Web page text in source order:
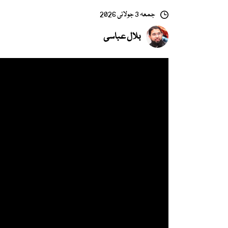
جمعہ 3 جولائی 2026
بلال عباسی